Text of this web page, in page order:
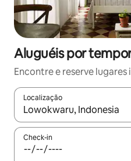
Aluguéis por
Encontre e reserve
Localização
Quando os resultados
Check-in